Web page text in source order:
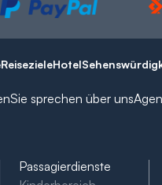
ReisezieleHotel
Sie sprechen über uns
Passagierdienste